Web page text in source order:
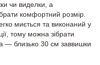
чи виделки, а
комфортний розмір.
миється та виконаний у
тому можна зібрати
— близько 30 см заввишки